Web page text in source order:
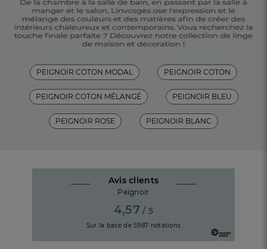
PEIGNOIR COTON MODAL PEIGNOIR COTON
PEIGNOIR COTON MÉLANGÉ PEIGNOIR BLEU
PEIGNOIR ROSE PEIGNOIR BLANC
Avis clients
Peignoir
4,57 / 5
Sur la base de5987 notations